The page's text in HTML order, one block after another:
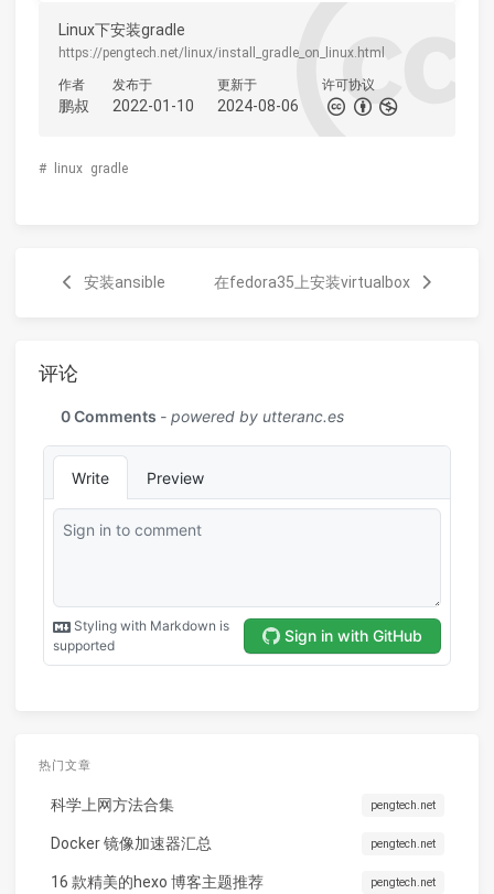
Linux下安装gradle
https://pengtech.net/linux/install_gradle_on_linux.html
作者
鹏叔
发布于
2022-01-10
更新于
2024-08-06
许可协议
# linux gradle
安装ansible 在fedora35上安装virtualbox
评论
热门文章
科学上网方法合集 pengtech.net
Docker 镜像加速器汇总 pengtech.net
16 款精美的hexo 博客主题推荐 pengtech.net